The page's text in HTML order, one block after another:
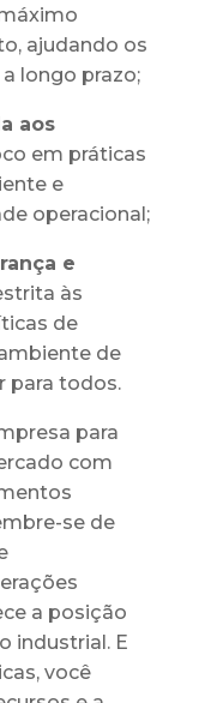
ajudando os
longo prazo;
aos
em práticas
e
operacional;
e
às
de
de
para todos.
para
com
se de
a posição
industrial. E
você